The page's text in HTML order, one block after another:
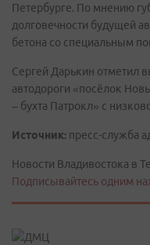
Петербурге. По мнению
долговечности будущей
бетона со специальным
Сергей Дарькин отметил
автодороги «посёлок
– бухта Патрокл» с
Источник: пресс-служба
Новости Владивостока в
Подписывайтесь одним